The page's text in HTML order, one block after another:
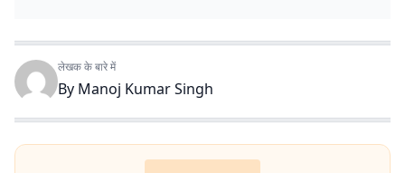
लेखक के बारे में
By Manoj Kumar Singh